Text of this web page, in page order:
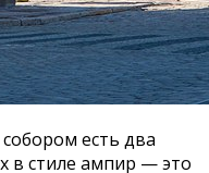
есть два
в стиле ампир — это